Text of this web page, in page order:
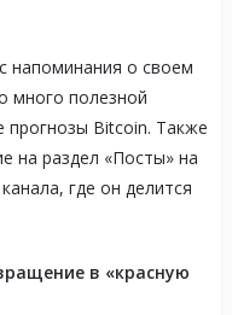
напоминания о своем
много полезной
Bitcoin. Также
на раздел «Посты» на
где он делится
в «красную